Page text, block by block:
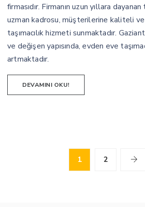
firmasıdır. Firmanın uzun yıllara
uzman kadrosu, müşterilerine kaliteli
taşımacılık hizmeti sunmaktadır.
ve değişen yapısında, evden eve
artmaktadır.
DEVAMINI OKU!
1 2